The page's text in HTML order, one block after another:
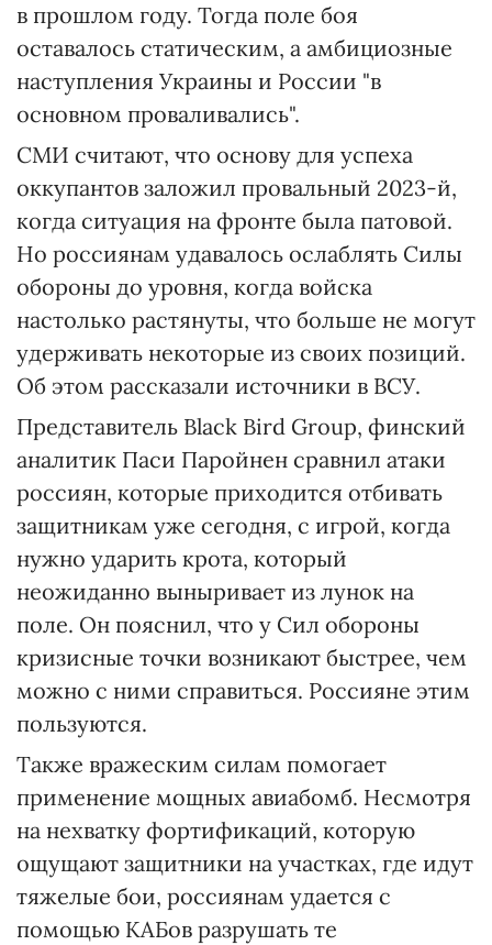
в прошлом году. Тогда поле боя
оставалось статическим, а амбициозные
наступления Украины и России "в
основном проваливались".
СМИ считают, что основу для успеха
оккупантов заложил провальный 2023-й,
когда ситуация на фронте была патовой.
Но россиянам удавалось ослаблять Силы
обороны до уровня, когда войска
настолько растянуты, что больше не могут
удерживать некоторые из своих позиций.
Об этом рассказали источники в ВСУ.
Представитель Black Bird Group, финский
аналитик Паси Паройнен сравнил атаки
россиян, которые приходится отбивать
защитникам уже сегодня, с игрой, когда
нужно ударить крота, который
неожиданно выныривает из лунок на
поле. Он пояснил, что у Сил обороны
кризисные точки возникают быстрее, чем
можно с ними справиться. Россияне этим
пользуются.
Также вражеским силам помогает
применение мощных авиабомб. Несмотря
на нехватку фортификаций, которую
ощущают защитники на участках, где идут
тяжелые бои, россиянам удается с
помощью КАБов разрушать те